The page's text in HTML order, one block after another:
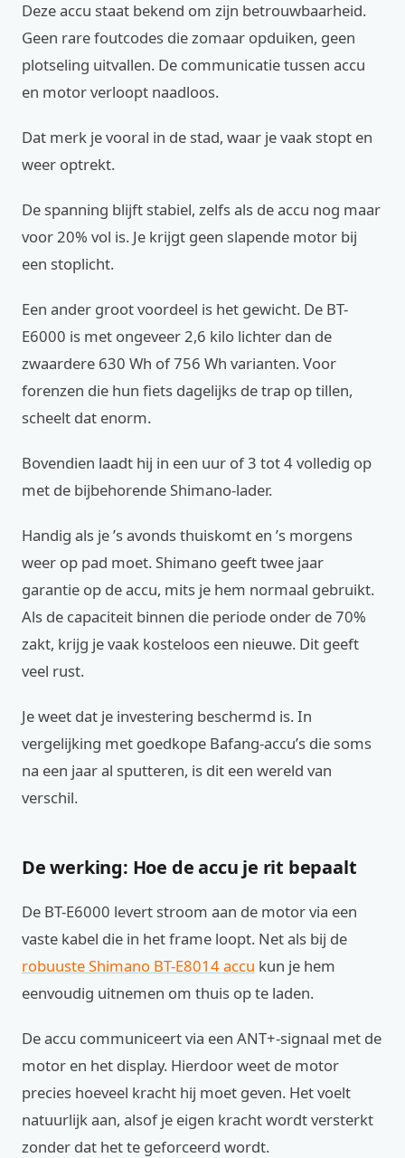
Deze accu staat bekend om zijn betrouwbaarheid.
Geen rare foutcodes die zomaar opduiken, geen
plotseling uitvallen. De communicatie tussen accu
en motor verloopt naadloos.
Dat merk je vooral in de stad, waar je vaak stopt en
weer optrekt.
De spanning blijft stabiel, zelfs als de accu nog maar
voor 20% vol is. Je krijgt geen slapende motor bij
een stoplicht.
Een ander groot voordeel is het gewicht. De BT-
E6000 is met ongeveer 2,6 kilo lichter dan de
zwaardere 630 Wh of 756 Wh varianten. Voor
forenzen die hun fiets dagelijks de trap op tillen,
scheelt dat enorm.
Bovendien laadt hij in een uur of 3 tot 4 volledig op
met de bijbehorende Shimano-lader.
Handig als je ’s avonds thuiskomt en ’s morgens
weer op pad moet. Shimano geeft twee jaar
garantie op de accu, mits je hem normaal gebruikt.
Als de capaciteit binnen die periode onder de 70%
zakt, krijg je vaak kosteloos een nieuwe. Dit geeft
veel rust.
Je weet dat je investering beschermd is. In
vergelijking met goedkope Bafang-accu’s die soms
na een jaar al sputteren, is dit een wereld van
verschil.
De werking: Hoe de accu je rit bepaalt
De BT-E6000 levert stroom aan de motor via een
vaste kabel die in het frame loopt. Net als bij de
robuuste Shimano BT-E8014 accu kun je hem
eenvoudig uitnemen om thuis op te laden.
De accu communiceert via een ANT+-signaal met de
motor en het display. Hierdoor weet de motor
precies hoeveel kracht hij moet geven. Het voelt
natuurlijk aan, alsof je eigen kracht wordt versterkt
zonder dat het te geforceerd wordt.